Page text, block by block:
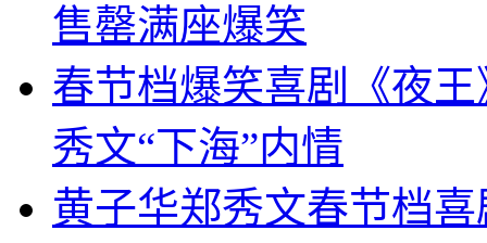
售罄满座爆笑
春节档爆笑喜剧《夜
秀文“下海”内情
黄子华郑秀文春节档